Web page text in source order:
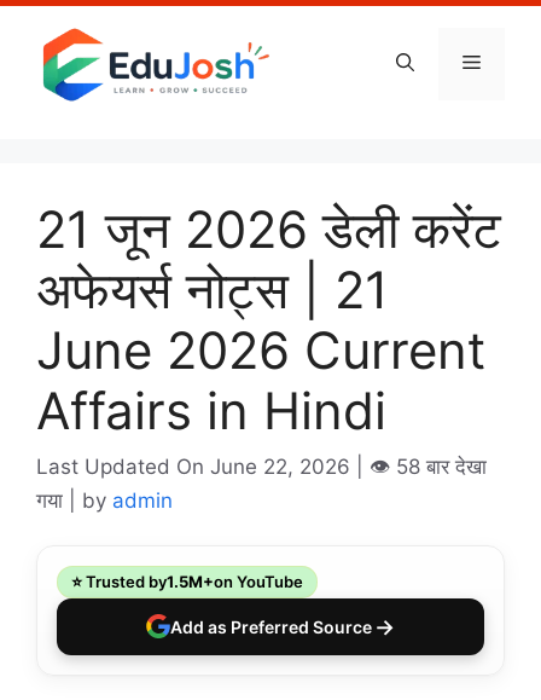
Skip
content
Menu
21 जून 2026 डेली करेंट
अफेयर्स नोट्स | 21
June 2026 Current
Affairs in Hindi
Last Updated On June 22, 2026 | 👁️ 58 बार देखा
गया |
by admin
⭐ Trusted by1.5M+on YouTube
Add as Preferred Source →